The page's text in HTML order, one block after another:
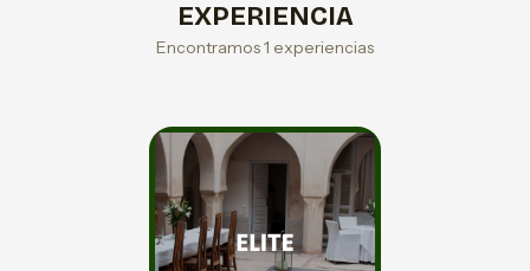
EXPERIENCIA
Encontramos 1 experiencias